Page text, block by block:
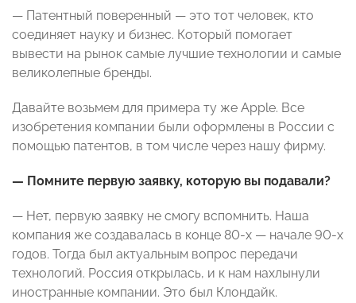
— Патентный поверенный — это тот человек, кто
соединяет науку и бизнес. Который помогает
вывести на рынок самые лучшие технологии и самые
великолепные бренды.
Давайте возьмем для примера ту же Apple. Все
изобретения компании были оформлены в России с
помощью патентов, в том числе через нашу фирму.
— Помните первую заявку, которую вы подавали?
— Нет, первую заявку не смогу вспомнить. Наша
компания же создавалась в конце 80-х — начале 90-х
годов. Тогда был актуальным вопрос передачи
технологий. Россия открылась, и к нам нахлынули
иностранные компании. Это был Клондайк.